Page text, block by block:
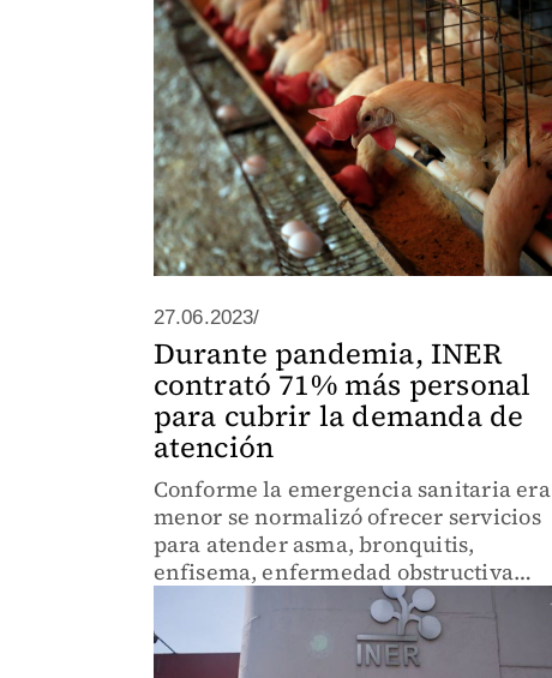
27.06.2023/
Durante pandemia, INER
contrató 71% más personal
para cubrir la demanda de
atención
Conforme la emergencia sanitaria era
menor se normalizó ofrecer servicios
para atender asma, bronquitis,
enfisema, enfermedad obstructiva